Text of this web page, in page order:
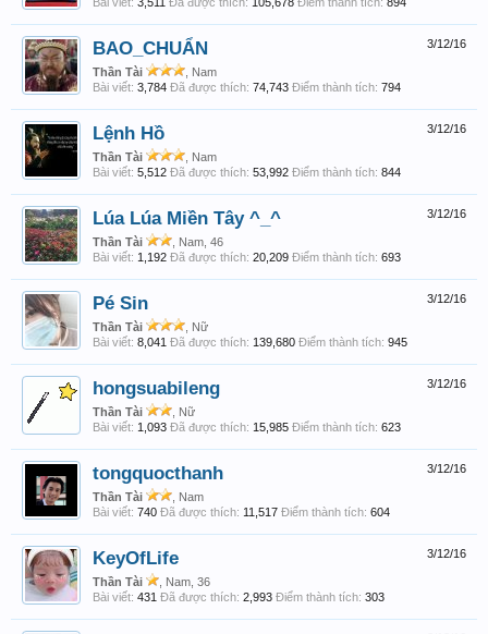
3/12/16
BAO_CHUẨN
Thần Tài
, Nam
Bài viết: 3,784 Đã được thích: 74,743 Điểm thành tích: 794
3/12/16
Lệnh Hồ
Thần Tài
, Nam
Bài viết: 5,512 Đã được thích: 53,992 Điểm thành tích: 844
3/12/16
Lúa Lúa Miền Tây ^_^
Thần Tài
, Nam, 46
Bài viết: 1,192 Đã được thích: 20,209 Điểm thành tích: 693
3/12/16
Pé Sin
Thần Tài
, Nữ
Bài viết: 8,041 Đã được thích: 139,680 Điểm thành tích: 945
3/12/16
hongsuabileng
Thần Tài
, Nữ
Bài viết: 1,093 Đã được thích: 15,985 Điểm thành tích: 623
3/12/16
tongquocthanh
Thần Tài
, Nam
Bài viết: 740 Đã được thích: 11,517 Điểm thành tích: 604
3/12/16
KeyOfLife
Thần Tài
, Nam, 36
Bài viết: 431 Đã được thích: 2,993 Điểm thành tích: 303